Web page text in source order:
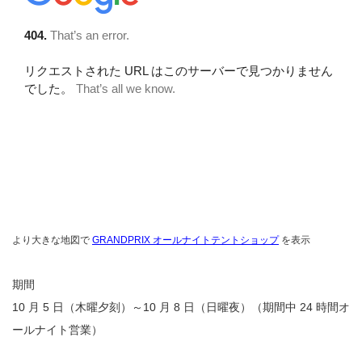
より大きな地図で GRANDPRIX オールナイトテントショップを表示
期間
10 月 5 日（木曜夕刻）～10 月 8 日（日曜夜）（期間中 24 時間オ
ールナイト営業）